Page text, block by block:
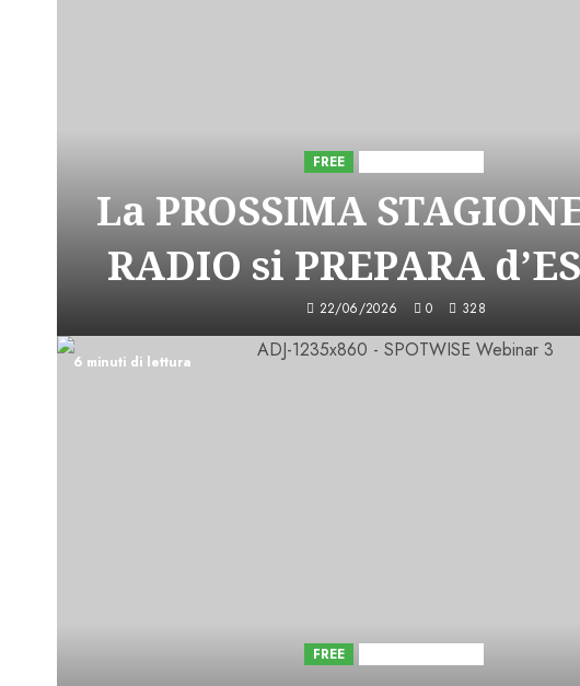
FREE
La PROSSIMA
RADIO si PREPARA
22/06/2026 0 328
6 minuti di lettura
FREE